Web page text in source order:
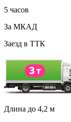
5 часов
За МКАД
Заезд в ТТК
Длина до 4,2 м